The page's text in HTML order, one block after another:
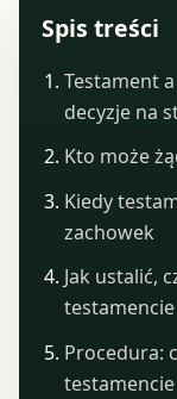
Spis treści
Testament
decyzje na
Kto może
Kiedy
zachowek
Jak ustalić,
testamencie
Procedura:
testamencie